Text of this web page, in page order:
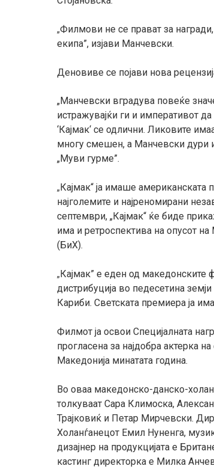
„Филмови не се прават за
екипа”, изјави Манчевски.
Деновиве се појави нова
„Манчевски вградува повеќе
истражувајќи ги и императивот
‘Кајмак‘ се одлични. Ликовите
многу смешен, а Манчевски дури
„Муви гурме”.
„ Кајмак“ ја имаше
најголемите и најреномирани
септември, „Кајмак“ ќе биде
има иретроспектива на опусот
(БиХ).
„Кајмак” е еден од македонските
дистрибуција во педесетина
Кариби.Светската премиераја
Филмот ја освои Специјалната
прогласена за најдобра актерка
Македонија минатата година.
Во оваа македонско-данско-
толкуваат Сара Климоска,
Трајковиќ и Петар Мирчевски.
Холанѓанецот Емил Нуненга,
дизајнер на продукцијата е
кастинг директорка е Милка